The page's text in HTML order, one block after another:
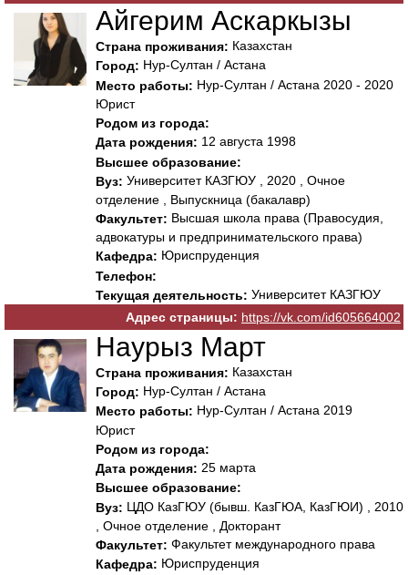
Айгерим Аскаркызы
Страна проживания: Казахстан
Город: Нур-Султан / Астана
Место работы: Нур-Султан / Астана 2020 - 2020
Юрист
Родом из города:
Дата рождения: 12 августа 1998
Высшее образование:
Вуз: Университет КАЗГЮУ , 2020 , Очное
отделение , Выпускница (бакалавр)
Факультет: Высшая школа права (Правосудия,
адвокатуры и предпринимательского права)
Кафедра: Юриспруденция
Телефон:
Текущая деятельность: Университет КАЗГЮУ
Адрес страницы: https://vk.com/id605664002
Наурыз Март
Страна проживания: Казахстан
Город: Нур-Султан / Астана
Место работы: Нур-Султан / Астана 2019
Юрист
Родом из города:
Дата рождения: 25 марта
Высшее образование:
Вуз: ЦДО КазГЮУ (бывш. КазГЮА, КазГЮИ) , 2010
, Очное отделение , Докторант
Факультет: Факультет международного права
Кафедра: Юриспруденция